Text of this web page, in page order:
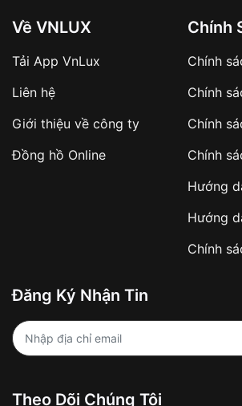
sản phẩm đặc biệt
hàng
Số tiền còn lại thanh toán khi
✔️ Đảm bảo xử lý đơn hàng
✔️ Hạn chế tình trạng hủy đơn
Từ khóa SEO:
Khách hàng được
Về VNLUX
Tải App VnLux
Liên hệ
Giới thiệu về công ty
Đồng hồ Online
Chính
Chính
Chính
Chính
Chính
Hướng
Hướng
Chính
Đăng Ký Nhận Tin
Theo Dõi Chúng Tôi